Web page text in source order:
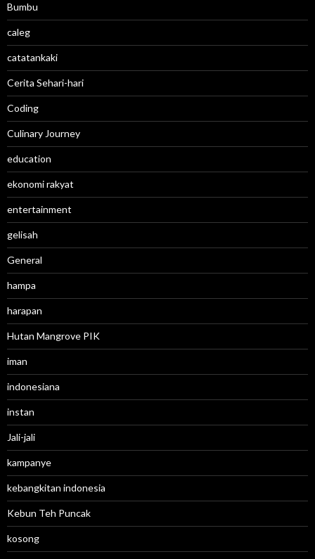
Bumbu
caleg
catatankaki
Cerita Sehari-hari
Coding
Culinary Journey
education
ekonomi rakyat
entertainment
gelisah
General
hampa
harapan
Hutan Mangrove PIK
iman
indonesiana
instan
Jali-jali
kampanye
kebangkitan indonesia
Kebun Teh Puncak
kosong